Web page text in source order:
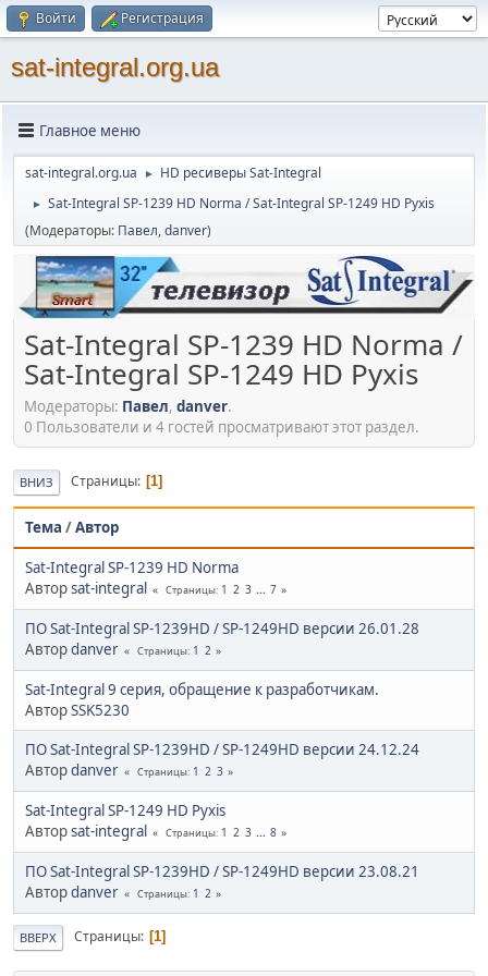
Войти Регистрация
sat-integral.org.ua
Главное меню
sat-integral.org.ua ► HD ресиверы Sat-Integral
►
Sat-Integral SP-1239 HD Norma / Sat-Integral SP-1249 HD Pyxis
(Модераторы: Павел,danver)
Sat-Integral SP-1239 HD Norma /
Sat-Integral SP-1249 HD Pyxis
Модераторы: Павел, danver.
0 Пользователи и 4 гостей просматривают этот раздел.
ВНИЗ Страницы 1
Тема /Автор
Sat-Integral SP-1239 HD Norma
Авторsat-integral Страницы 1 2 3 ... 7
ПО Sat-Integral SP-1239HD / SP-1249HD версии 26.01.28
Авторdanver Страницы 1 2
Sat-Integral 9 серия, обращение к разработчикам.
АвторSSK5230
ПО Sat-Integral SP-1239HD / SP-1249HD версии 24.12.24
Авторdanver Страницы 1 2 3
Sat-Integral SP-1249 HD Pyxis
Авторsat-integral Страницы 1 2 3 ... 8
ПО Sat-Integral SP-1239HD / SP-1249HD версии 23.08.21
Авторdanver Страницы 1 2
ВВЕРХ Страницы 1